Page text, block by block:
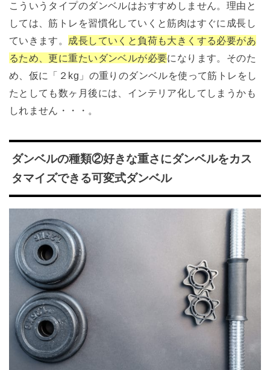
こういうタイプのダンベルはおすすめしません。理由と
しては、筋トレを習慣化していくと筋肉はすぐに成長し
ていきます。 成長していくと負荷も大きくする必要があ
るため、更に重たいダンベルが必要になります。そのた
め、仮に「２kg」の重りのダンベルを使って筋トレをし
たとしても数ヶ月後には、インテリア化してしまうかも
しれません・・・。
ダンベルの種類②好きな重さにダンベルをカス
タマイズできる可変式ダンベル